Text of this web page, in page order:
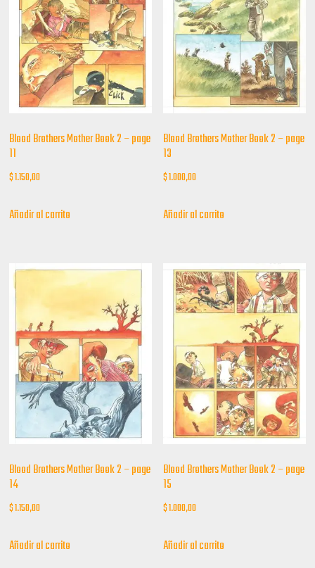
Blood Brothers Mother Book 2 – page
11
$1.150,00
Añadir al carrito
Blood Brothers Mother Book 2 – page
13
$1.000,00
Añadir al carrito
Blood Brothers Mother Book 2 – page
14
$1.150,00
Añadir al carrito
Blood Brothers Mother Book 2 – page
15
$1.000,00
Añadir al carrito